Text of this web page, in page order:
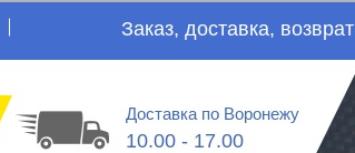
Заказ, доставка, возврат
Доставка по Воронежу
10.00 - 17.00